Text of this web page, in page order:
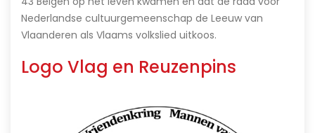
Nederlandse cultuurgemeenschap de Leeuw van
Vlaanderen als Vlaams volkslied uitkoos.
Logo Vlag en Reuzenpins